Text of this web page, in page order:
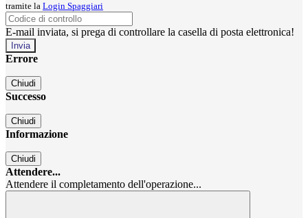
tramite la Login Spaggiari
E-mail inviata, si prega di controllare la casella di posta elettronica!
Errore
Chiudi
Successo
Chiudi
Informazione
Chiudi
Attendere...
Attendere il completamento dell'operazione...